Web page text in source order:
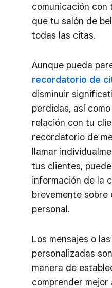
comunicación
que tu salón de
todas las citas.
Aunque pueda
recordatorio de
disminuir
perdidas, así
relación con tu
recordatorio de
llamar
tus clientes,
información de la
brevemente
personal.
Los mensajes o
personalizadas
manera de
comprender mejor